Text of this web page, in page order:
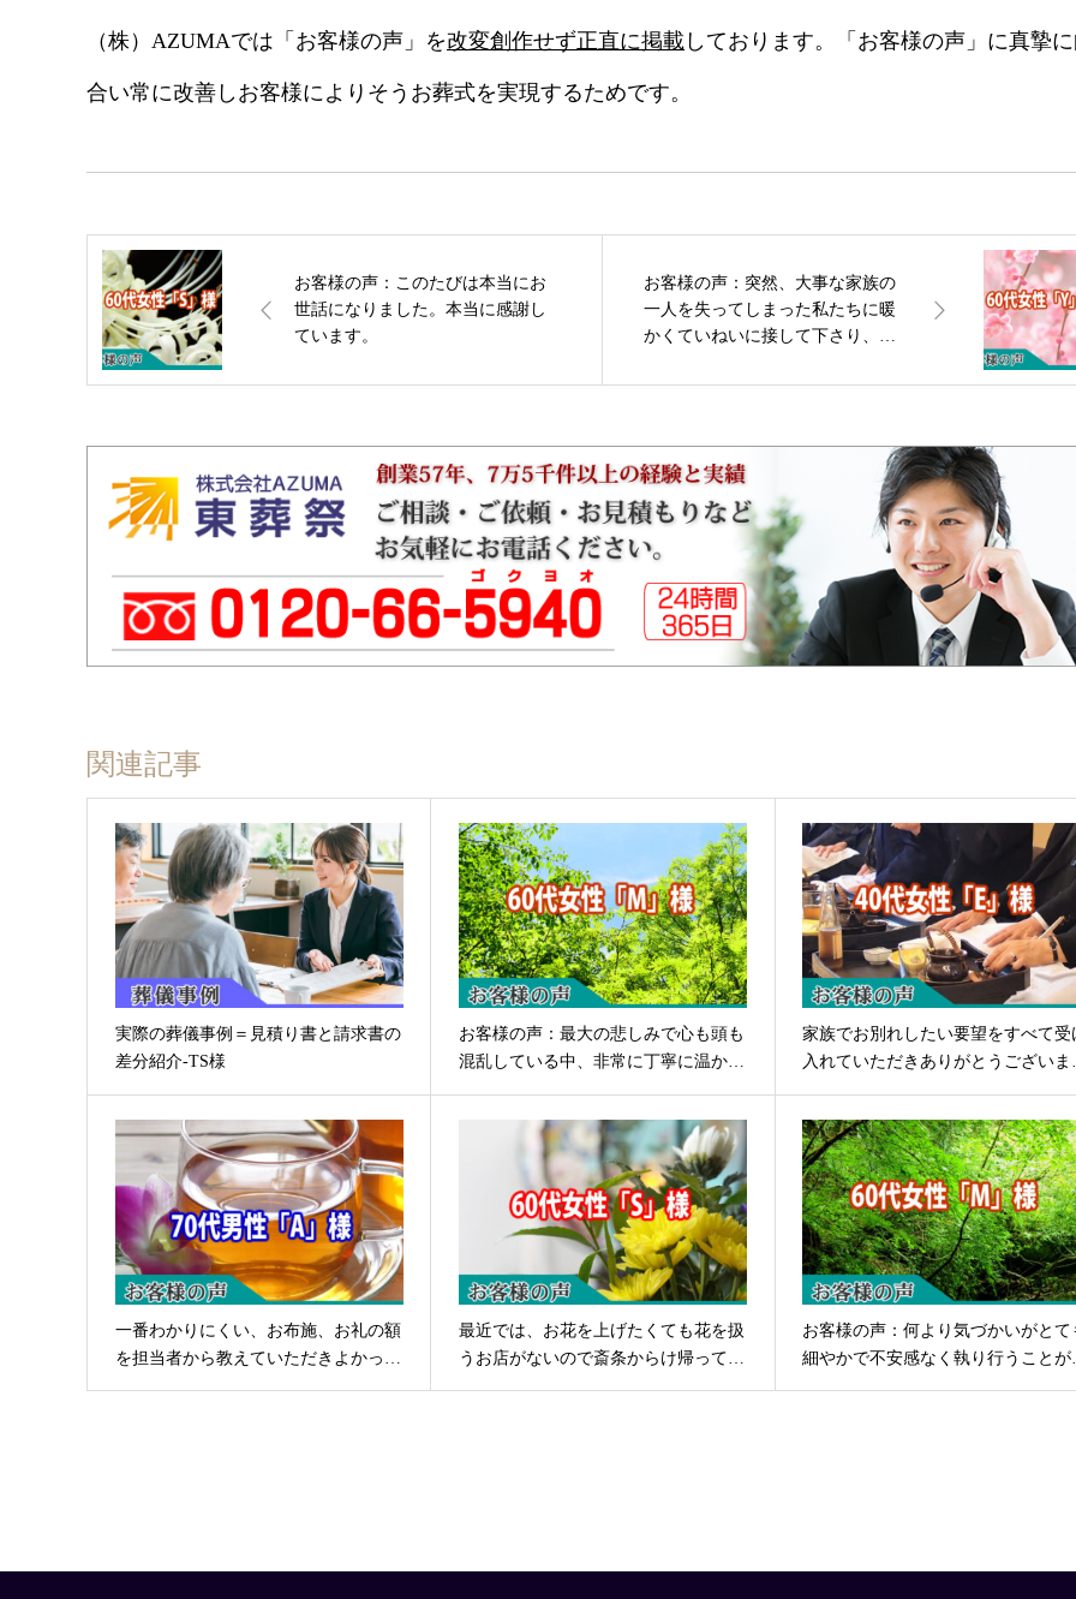
（株）AZUMAでは「お客様の声」を改変創作せず正直に掲載 しております。「お客様の声」に真摯
合い常に改善しお客様によりそうお葬式を実現するためです。
お客様の声：このたびは本当にお
世話になりました。本当に感謝し
ています。
お客様の声：突然、大事な家族の
一人を失ってしまった私たちに暖
かくていねいに接して下さり、分
しております。
関連記事
実際の葬儀事例＝見積り書と請求書の
差分紹介-TS様
お客様の声：最大の悲しみで心も頭も
混乱している中、非常に丁寧に温か…
家族でお別れしたい要望をすべて受
入れていただきありがとうござい
一番わかりにくい、お布施、お礼の額
を担当者から教えていただきよかっ…
最近では、お花を上げたくても花を扱
うお店がないので斎条からけ帰って…
お客様の声：何より気づかいがとて
細やかで不安感なく執り行うこと